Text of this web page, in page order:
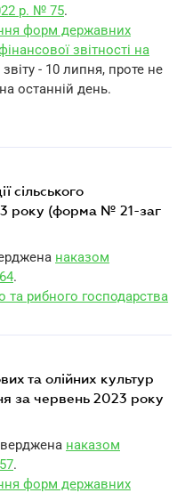
р. № 75.
форм державних
звітності на
- 10 липня, проте не
останній день.
року (форма № 21-заг
наказом
.
та рибного господарства
за червень 2023 року
наказом
.
форм державних